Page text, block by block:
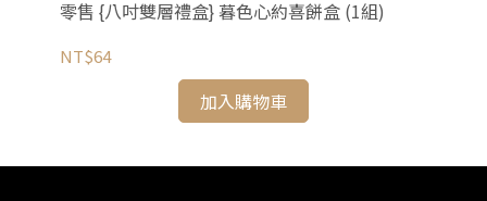
零售 {八吋雙層禮盒} 暮色心約喜餅盒 (1組)
NT$64
加入購物車